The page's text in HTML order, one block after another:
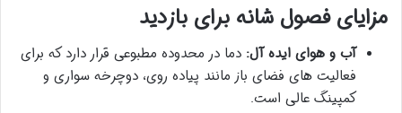
مزایای فصول شانه برای بازدید
آب و هوای ایده آل: دما در محدوده مطبوعی قرار دارد که برای
فعالیت های فضای باز مانند پیاده روی، دوچرخه سواری و
کمپینگ عالی است.